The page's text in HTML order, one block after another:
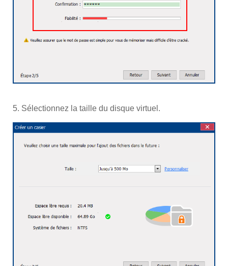
5. Sélectionnez la taille du disque virtuel.